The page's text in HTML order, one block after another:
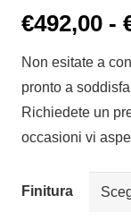
€492,00 -
Non esitate a
pronto a
Richiedete un
occasioni vi
Finitura